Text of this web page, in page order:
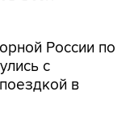
России по
с
в